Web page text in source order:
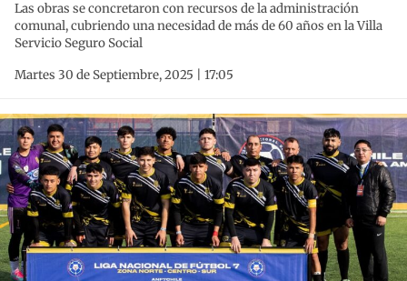
Las obras se concretaron con recursos de la administración
comunal, cubriendo una necesidad de más de 60 años en la Villa
Servicio Seguro Social
Martes 30 de Septiembre, 2025 | 17:05